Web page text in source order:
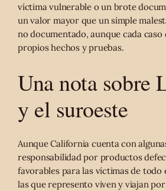
víctima vulnerable o un brote
un valor mayor que un simple
no documentado, aunque cada caso
propios hechos y pruebas.
Una nota sobre
y el suroeste
Aunque California cuenta con
responsabilidad por productos
favorables para las víctimas de todo
las que represento viven y viajan